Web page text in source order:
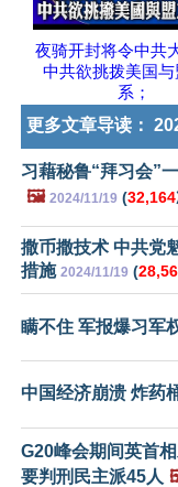
夜骑开封将令中共
中共欲挑拨美国与
系；
更多文章导读：
习藉秘鲁“拜习会”
🖼️ 2024/11/19 (32,164
撒币撒技术 中共党
措施 2024/11/19 (
瞒不住 军报爆习军
中国经济崩溃 炸药
G20峰会期间英首
要判刑民主派45人